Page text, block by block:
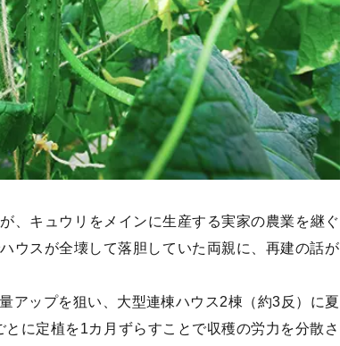
、キュウリをメインに生産する実家の農業を継ぐ
ウスが全壊して落胆していた両親に、再建の話が
アップを狙い、大型連棟ハウス2棟（約3反）に夏
に定植を1カ月ずらすことで収穫の労力を分散さ